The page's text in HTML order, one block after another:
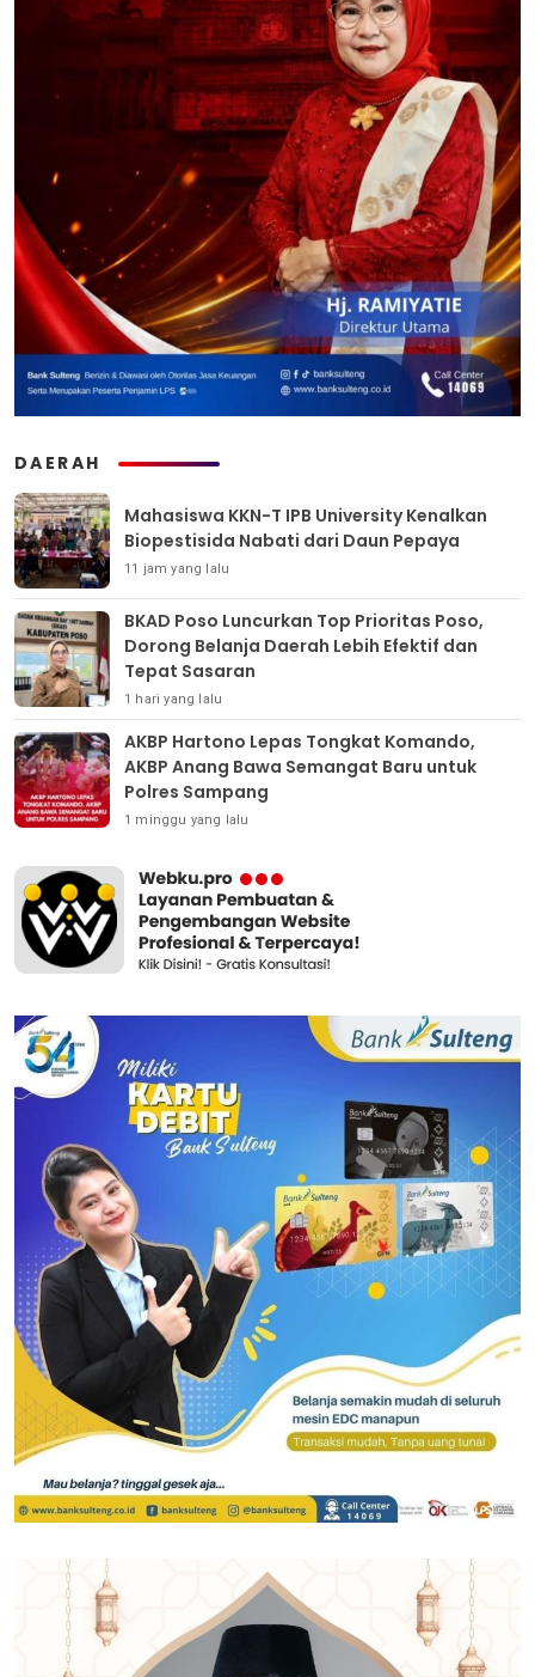
DAERAH
Mahasiswa KKN-T IPB University Kenalkan
Biopestisida Nabati dari Daun Pepaya
11 jam yang lalu
BKAD Poso Luncurkan Top Prioritas Poso,
Dorong Belanja Daerah Lebih Efektif dan
Tepat Sasaran
1 hari yang lalu
AKBP Hartono Lepas Tongkat Komando,
AKBP Anang Bawa Semangat Baru untuk
Polres Sampang
1 minggu yang lalu